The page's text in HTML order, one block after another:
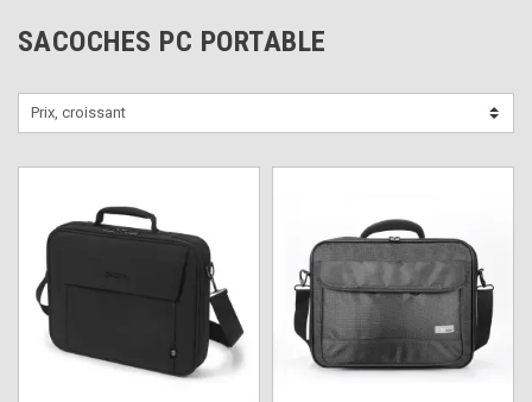
SACOCHES PC PORTABLE
Prix, croissant